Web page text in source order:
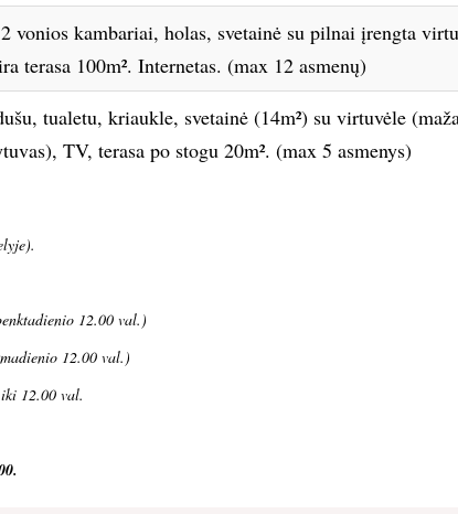
vonios kambariai, holas, svetainė su pilnai įrengta
terasa 100m². Internetas. (max 12 asmenų)
tualetu, kriaukle, svetainė (14m²) su virtuvėle
TV, terasa po stogu 20m². (max 5 asmenys)
12.00 val.)
12.00 val.)
12.00 val.